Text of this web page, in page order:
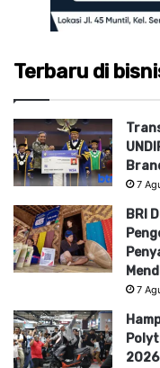
Terbaru di
7
BRI
7